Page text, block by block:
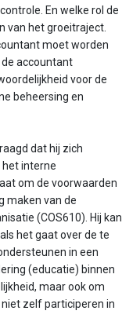
En welke rol de
van het groeitraject.
moet worden
accountant
voor de
beheersing en
dat hij zich
het interne
om de voorwaarden
maken van de
(COS610). Hij kan
het gaat over de te
in een
(educatie) binnen
maar ook om
zelf participeren in